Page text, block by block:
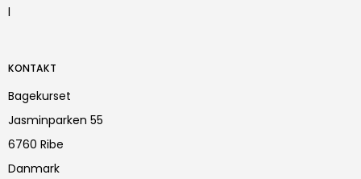
l
KONTAKT
Bagekurset
Jasminparken 55
6760 Ribe
Danmark